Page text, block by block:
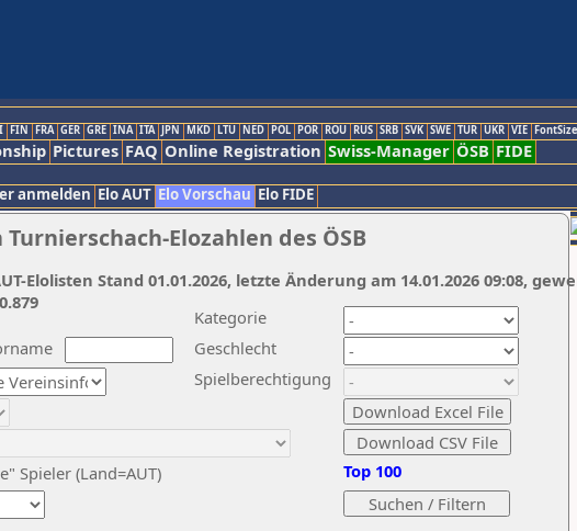
FIN FRA GER GRE INA ITA JPN MKD LTU NED POL POR ROU RUS SRB SVK SWE TUR UKR VIE
Pictures FAQ Online Registration Swiss-Manager ÖSB FIDE
anmelden Elo AUT Elo Vorschau Elo FIDE
Elozahlen des ÖSB
Kategorie
Geschlecht
Spieler (Land=AUT)
Spielberechtigung
Top 100
Elolisten Stand 01.01.2026, letzte Änderung am 14.01.2026 09:08,